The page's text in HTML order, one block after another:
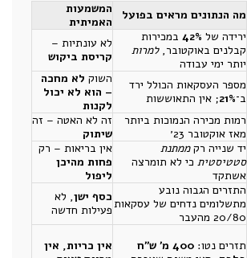
מה הנתונים מראים בפועל
המשמעות
האמיתית
ירידה של 42% במכירות
קבלנים באוקטובר,למרות
יותר ימי עבודה
לא עונתיות –
קריסת ביקוש
מספר העסקאות הכולל ירד
ב־21%; אין התאוששות
השוק לא מחכה
– הוא לא יכול
לקנות
רמות מכירה הנמוכות ביותר
מאז אוקטובר 23׳
זה לא האטה – זה
שיתוק
יד שנייה רקממתנת
סטטיסטית כי לא תומרצה
אשתקד
אין בריאות – רק
פחות מהיכן
ליפול
התזרים הגבוה נובע
מתשלומים נדחים של עסקאות
20/80 מהעבר
כסף ישן, לא
פעילות חדשה
תזרים נטו:
400 מ׳ ש״ח
אין כריות, אין